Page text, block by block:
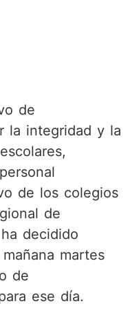
de
la integridad y la
de los colegios
de
decidido
martes
de
ese día.